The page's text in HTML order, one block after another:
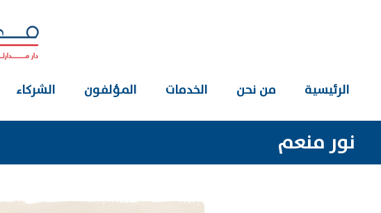
الرئيسية من نحن الخدمات المؤلفون الشركاء
نور منعم